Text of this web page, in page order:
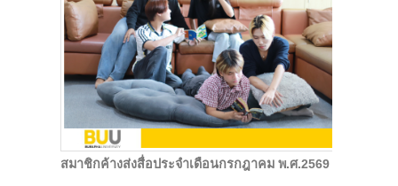
สมาชิกค้างส่งสื่อประจำเดือนกรกฎาคม พ.ศ.2569